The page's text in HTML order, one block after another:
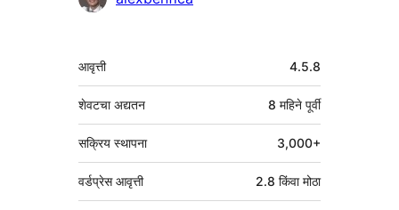
मेटा
आवृत्ती 4.5.8
शेवटचा अद्यतन 8 महिने पूर्वी
सक्रिय स्थापना 3,000+
वर्डप्रेस आवृत्ती 2.8 किंवा मोठा